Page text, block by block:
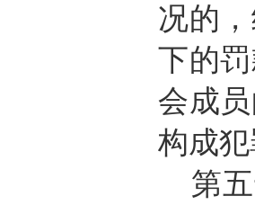
况的
下的
会成
构成
第